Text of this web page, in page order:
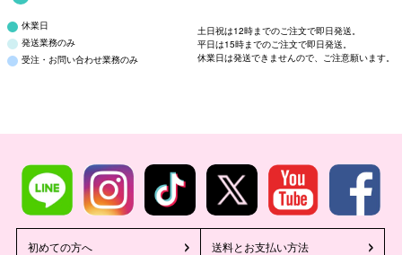
休業日
発送業務のみ
受注・お問い合わせ業務のみ
土日祝は12時までのご注文で即日発送。
平日は15時までのご注文で即日発送。
休業日は発送できませんので、ご注意願います。
初めての方へ 送料とお支払い方法